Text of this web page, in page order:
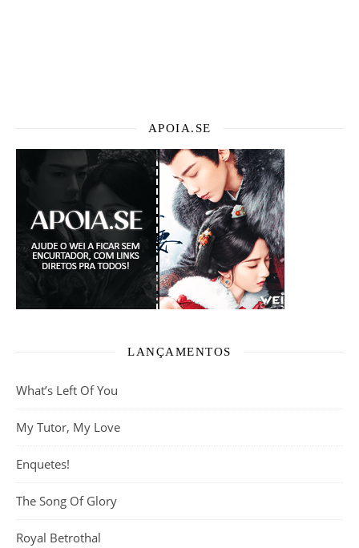
APOIA.SE
LANÇAMENTOS
What’s Left Of You
My Tutor, My Love
Enquetes!
The Song Of Glory
Royal Betrothal